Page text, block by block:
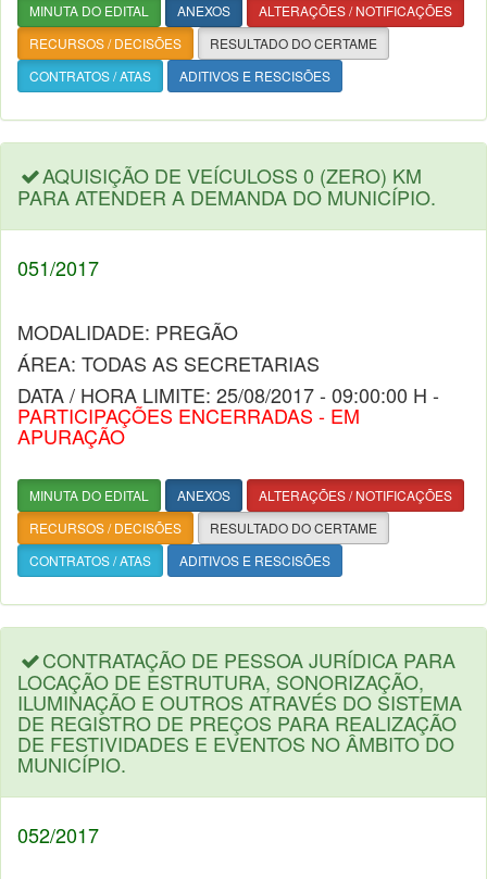
MINUTA DO EDITAL ANEXOS
ALTERAÇÕES / NOTIFICAÇÕES
RECURSOS / DECISÕES
RESULTADO DO CERTAME
CONTRATOS / ATAS
ADITIVOS E RESCISÕES
AQUISIÇÃO DE VEÍCULOSS 0 (ZERO) KM
PARA ATENDER A DEMANDA DO MUNICÍPIO.
051/2017
MODALIDADE: PREGÃO
ÁREA: TODAS AS SECRETARIAS
DATA / HORA LIMITE: 25/08/2017 - 09:00:00 H -
PARTICIPAÇÕES ENCERRADAS - EM
APURAÇÃO
MINUTA DO EDITAL ANEXOS
ALTERAÇÕES / NOTIFICAÇÕES
RECURSOS / DECISÕES
RESULTADO DO CERTAME
CONTRATOS / ATAS
ADITIVOS E RESCISÕES
CONTRATAÇÃO DE PESSOA JURÍDICA PARA
LOCAÇÃO DE ESTRUTURA, SONORIZAÇÃO,
ILUMINAÇÃO E OUTROS ATRAVÉS DO SISTEMA
DE REGISTRO DE PREÇOS PARA REALIZAÇÃO
DE FESTIVIDADES E EVENTOS NO ÂMBITO DO
MUNICÍPIO.
052/2017